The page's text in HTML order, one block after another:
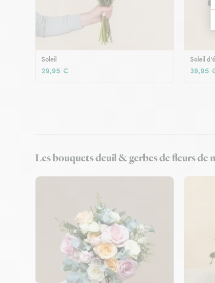
Soleil
29,95 €
Soleil
39,95
Les bouquets deuil & gerbes de fleurs de